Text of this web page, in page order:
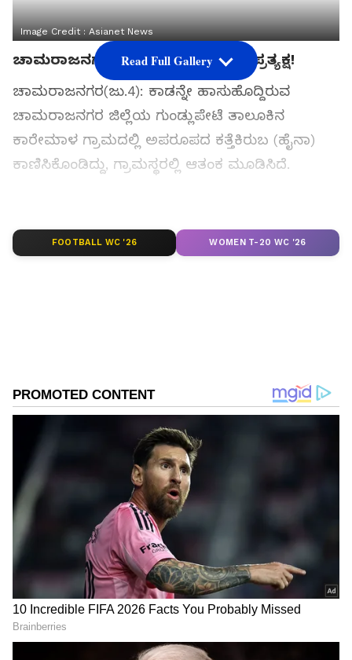
Image Credit :Asianet News
ಚಾಮರಾಜನಗರದಲ್ಲಿ ಅಪರೂಪದ ಹೈನಾ ಪ್ರತ್ಯಕ್ಷ!
ಚಾಮರಾಜನಗರ(ಜು.4): ಕಾಡನ್ನೇ ಹಾಸುಹೊದ್ದಿರುವ
ಚಾಮರಾಜನಗರ ಜಿಲ್ಲೆಯ ಗುಂಡ್ಲುಪೇಟೆ ತಾಲೂಕಿನ
ಕಾರೇಮಾಳ ಗ್ರಾಮದಲ್ಲಿ ಅಪರೂಪದ ಕತ್ತೆಕಿರುಬ (ಹೈನಾ)
ಕಾಣಿಸಿಕೊಂಡಿದ್ದು, ಗ್ರಾಮಸ್ಥರಲ್ಲಿ ಆತಂಕ ಮೂಡಿಸಿದೆ.
ಆಯ್ಕೆ ಮಾಡಿಕೊಳ್ಳಿ
2
Image Credit :
Read Full Gallery
FOOTBALL WC '26 WOMEN T-20 WC '26